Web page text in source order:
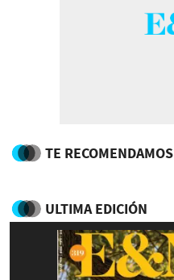
TE RECOMENDAMOS
ULTIMA EDICIÓN